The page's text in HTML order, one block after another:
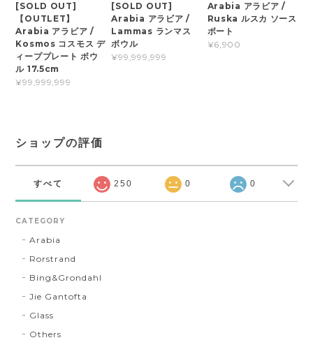
[SOLD OUT]
【OUTLET】
Arabia アラビア /
Kosmos コスモス デ
ィーププレート ボウ
ル 17.5cm
¥99,999,999
[SOLD OUT]
Arabia アラビア /
Lammas ランマス
ボウル
¥99,999,999
Arabia アラビア /
Ruska ルスカ ソース
ボート
¥6,900
ショップの評価
すべて 250 0 0
CATEGORY
Arabia
Rorstrand
Bing&Grondahl
Jie Gantofta
Glass
Others